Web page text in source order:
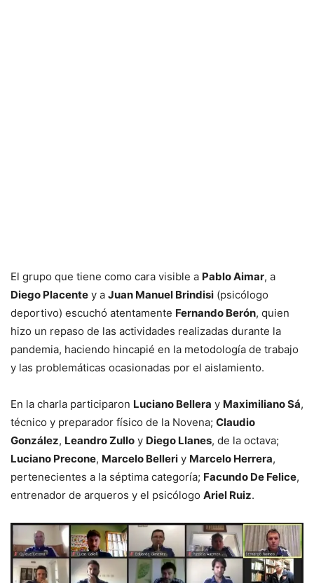
El grupo que tiene como cara visible a Pablo Aimar, a
Diego Placente y a Juan Manuel Brindisi (psicólogo
deportivo) escuchó atentamente Fernando Berón, quien
hizo un repaso de las actividades realizadas durante la
pandemia, haciendo hincapié en la metodología de trabajo
y las problemáticas ocasionadas por el aislamiento.
En la charla participaron Luciano Bellera y Maximiliano Sá,
técnico y preparador físico de la Novena; Claudio
González, Leandro Zullo y Diego Llanes, de la octava;
Luciano Precone, Marcelo Belleri y Marcelo Herrera,
pertenecientes a la séptima categoría; Facundo De Felice,
entrenador de arqueros y el psicólogo Ariel Ruiz.